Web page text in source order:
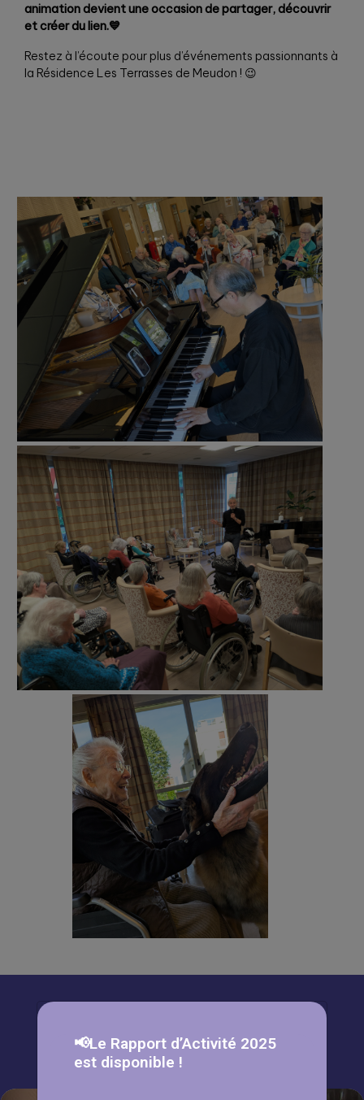
animation devient une occasion de partager, découvrir
et créer du lien.💙
Restez à l’écoute pour plus d’événements passionnants à
la Résidence Les Terrasses de Meudon ! 😉
À lire aussi
📢Le Rapport d’Activité 2025
est disponible !